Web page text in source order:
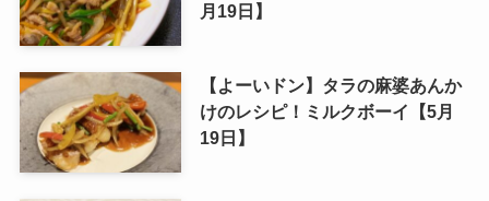
月19日】
【よーいドン】タラの麻婆あんか
けのレシピ！ミルクボーイ【5月
19日】